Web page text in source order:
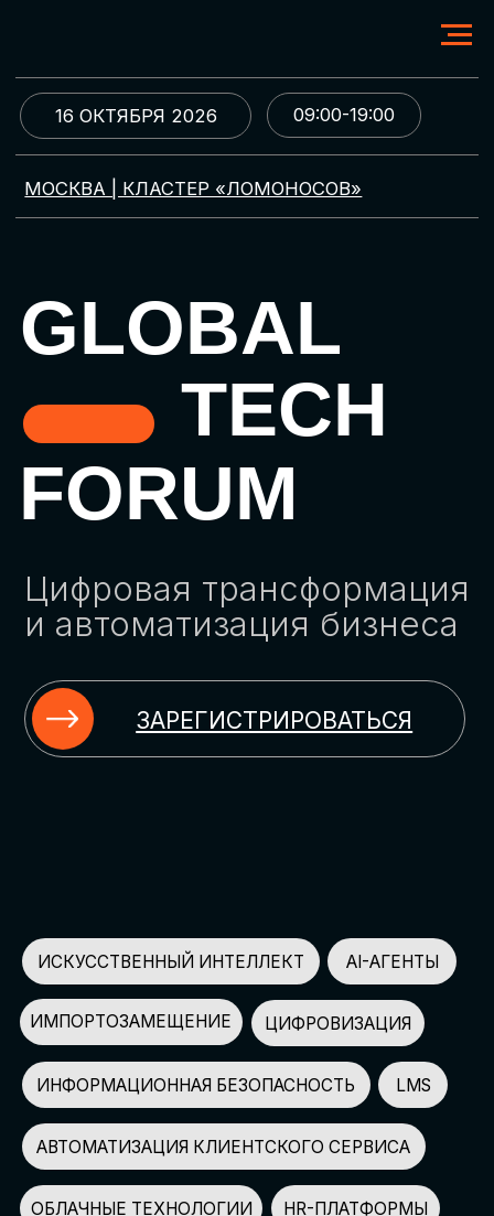
МОСКВА | КЛАСТЕР «ЛОМОНОСОВ»
GLOBAL
TECH
FORUM
Цифровая трансформация
и автоматизация бизнеса
ЗАРЕГИСТРИРОВАТЬСЯ
09:00-19:00
16 ОКТЯБРЯ 2026
ИСКУССТВЕННЫЙ ИНТЕЛЛЕКТ
НЕЙРОСЕТИ ДЛЯ БИЗНЕСА
КЭДО
ЦИФРОВИЗАЦИЯ
АВТОМАТИЗАЦИЯ HR
АВТОМАТИЗАЦИЯ МАРКЕТИНГА И ПРОДАЖ
AI-АССИСТЕНТЫ
ЧАТ-БОТЫ
ИМПОРТОЗАМЕЩЕНИЕ
СПИКЕРОВ
150+